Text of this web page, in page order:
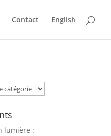
Contact English
lumière :